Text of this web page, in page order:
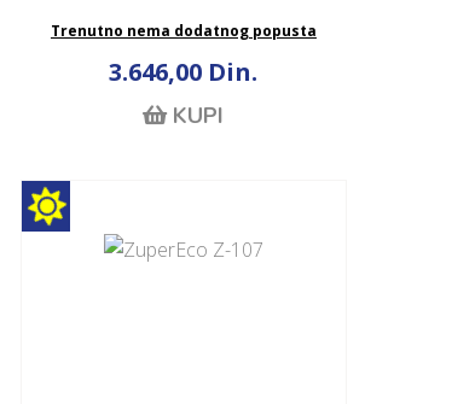
Trenutno nema dodatnog popusta
3.646,00 Din.
KUPI